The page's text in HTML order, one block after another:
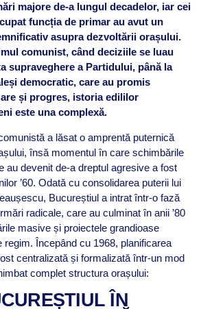
majore de-a lungul decadelor, iar cei
funcția de primar au avut un
asupra dezvoltării orașului.
comunist, când deciziile se luau
supraveghere a Partidului, până la
democratic, care au promis
și progres, istoria edililor
este una complexă.
a lăsat o amprentă puternică
însă momentul în care schimbările
au devenit de-a dreptul agresive a fost
’60. Odată cu consolidarea puterii lui
Bucureștiul a intrat într-o fază
radicale, care au culminat în anii ’80
masive și proiectele grandioase
regim. Începând cu 1968, planificarea
centralizată și formalizată într-un mod
complet structura orașului:
ÎN